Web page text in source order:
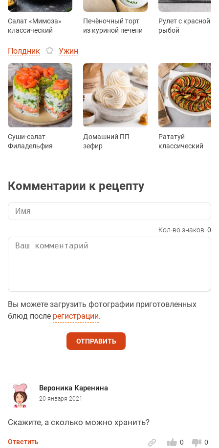
Салат «Мимоза»
классический
Печёночный торт
из куриной печени
Рулет с красной
рыбой
Полдник Ужин
Суши-салат
Филадельфия
Домашний ПП
зефир
Рататуй
классический
Комментарии к рецепту
Кол-во знаков: 0
Вы можете загрузить фотографии приготовленных
блюд после регистрации.
ОТПРАВИТЬ
Вероника Каренина
20 января 2021
Скажите, а сколько можно хранить?
0
0
Ответить